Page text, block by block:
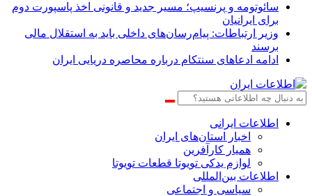
سائوتومه و پرنسیپ؛ مسیر جدید و قانونی اخذ پاسپورت دوم
برای ایرانیان
وزیر ارتباطات: پیام‌رسان‌های داخلی باید به استقلال مالی
برسند
ادامه ادعاهای سنتکام درباره محاصره دریایی ایران
اطلاعات‌ ‎ایرانی
اخبار استان‌های ایران
همیار کارآفرین
لوازم یدکی تویوتا قطعات تویوتا
اطلاعات بین‌المللی
سیاسی و اجتماعی